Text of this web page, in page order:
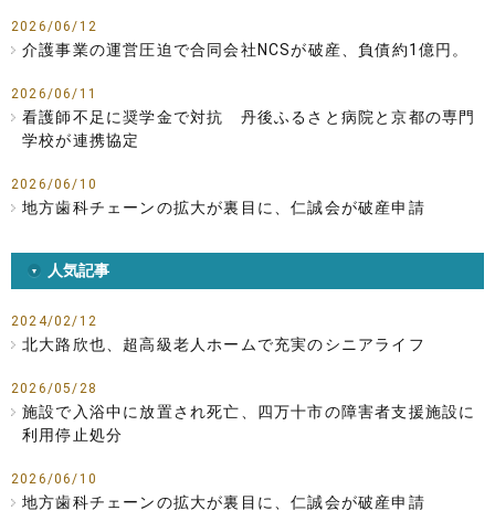
2026/06/12
介護事業の運営圧迫で合同会社NCSが破産、負債約1億円。
2026/06/11
看護師不足に奨学金で対抗 丹後ふるさと病院と京都の専門
学校が連携協定
2026/06/10
地方歯科チェーンの拡大が裏目に、仁誠会が破産申請
人気記事
2024/02/12
北大路欣也、超高級老人ホームで充実のシニアライフ
2026/05/28
施設で入浴中に放置され死亡、四万十市の障害者支援施設に
利用停止処分
2026/06/10
地方歯科チェーンの拡大が裏目に、仁誠会が破産申請